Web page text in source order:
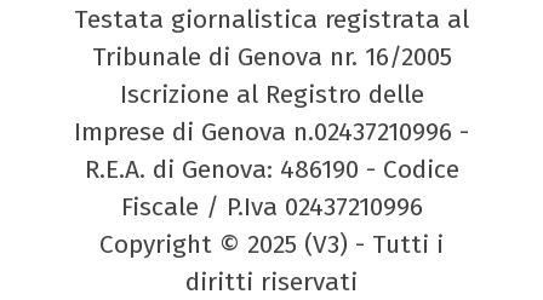
Testata giornalistica registrata al
Tribunale di Genova nr. 16/2005
Iscrizione al Registro delle
Imprese di Genova n.02437210996 -
R.E.A. di Genova: 486190 - Codice
Fiscale / P.Iva 02437210996
Copyright © 2025 (V3) - Tutti i
diritti riservati